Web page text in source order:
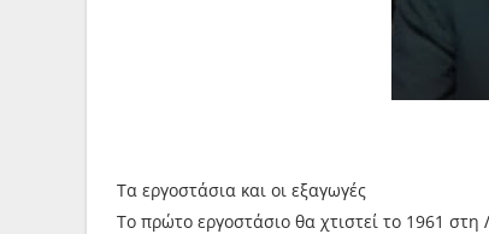
Τα εργοστάσια και οι εξαγωγές
Το πρώτο εργοστάσιο θα χτιστεί το 1961